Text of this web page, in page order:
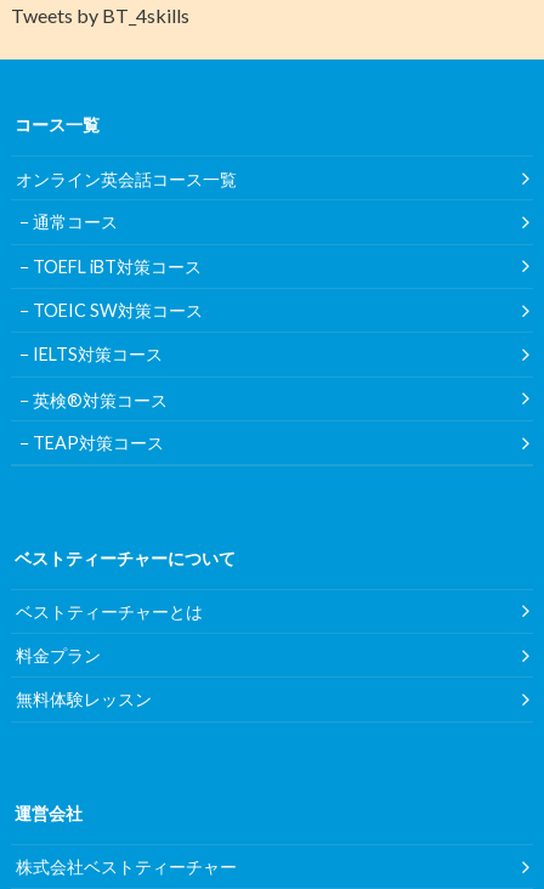
Tweets by BT_4skills
コース一覧
オンライン英会話コース一覧
通常コース
TOEFL iBT対策コース
TOEIC SW対策コース
IELTS対策コース
英検®対策コース
TEAP対策コース
ベストティーチャーについて
ベストティーチャーとは
料金プラン
無料体験レッスン
運営会社
株式会社ベストティーチャー